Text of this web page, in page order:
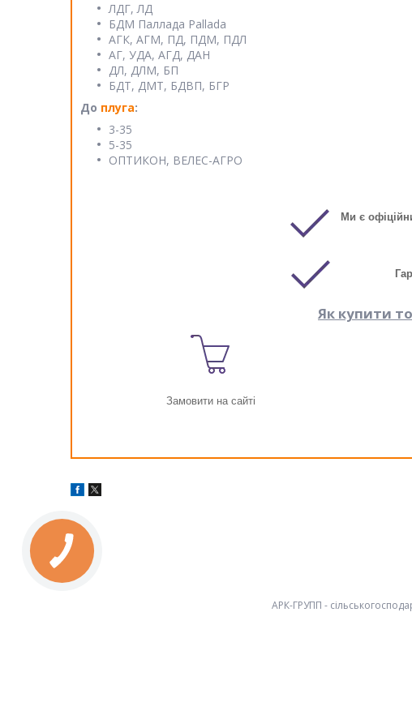
ЛДГ, ЛД
БДМ Паллада Pallada
АГК, АГМ, ПД, ПДМ, ПДЛ
АГ, УДА, АГД, ДАН
ДЛ, ДЛМ, БП
БДТ, ДМТ, БДВП, БГР
До плуга:
3-35
5-35
ОПТИКОН, ВЕЛЕС-АГРО
Ми є
Як купити
Замовити на сайті